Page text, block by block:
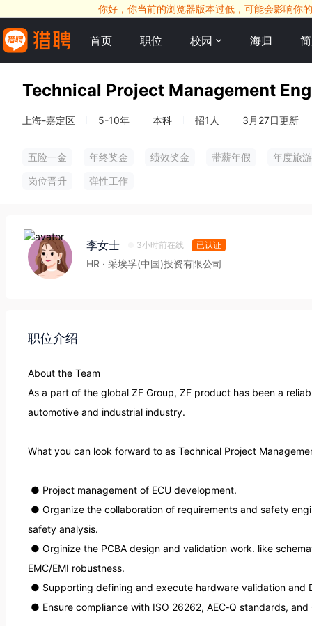
你好，你当前的浏览器版本过低，可能会影响你
首页 职位 校园 海归
Technical Project Management
上海-嘉定区 5-10年 本科 招1人 3月27日更新
五险一金 年终奖金 绩效奖金 带薪年假
年度旅游
岗位晋升
弹性工作
李女士 3小时前在线 已认证
HR · 采埃孚(中国)投资有限公司
职位介绍
About the Team
As a part of the global ZF Group, ZF product has been a
automotive and industrial industry.
What you can look forward to as Technical Project
safety analysis.
EMC/EMI robustness.